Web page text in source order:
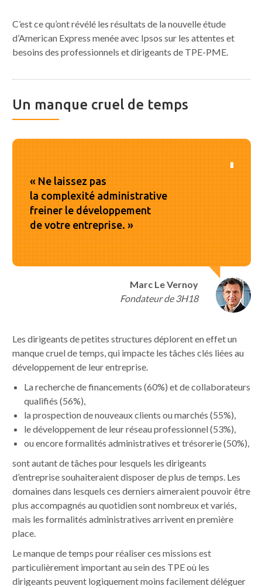
C’est ce qu’ont révélé les résultats de la nouvelle étude
d’American Express menée avec Ipsos sur les attentes et
besoins des professionnels et dirigeants de TPE-PME.
Un manque cruel de temps
« Ne laissez pas
la complexité administrative
freiner le développement
de votre entreprise. »
Marc Le Vernoy
Fondateur de 3H18
Les dirigeants de petites structures déplorent en effet un
manque cruel de temps, qui impacte les tâches clés liées au
développement de leur entreprise.
La recherche de financements (60%) et de collaborateurs
qualifiés (56%),
la prospection de nouveaux clients ou marchés (55%),
le développement de leur réseau professionnel (53%),
ou encore formalités administratives et trésorerie (50%),
sont autant de tâches pour lesquels les dirigeants
d’entreprise souhaiteraient disposer de plus de temps. Les
domaines dans lesquels ces derniers aimeraient pouvoir être
plus accompagnés au quotidien sont nombreux et variés,
mais les formalités administratives arrivent en première
place.
Le manque de temps pour réaliser ces missions est
particulièrement important au sein des TPE où les
dirigeants peuvent logiquement moins facilement déléguer